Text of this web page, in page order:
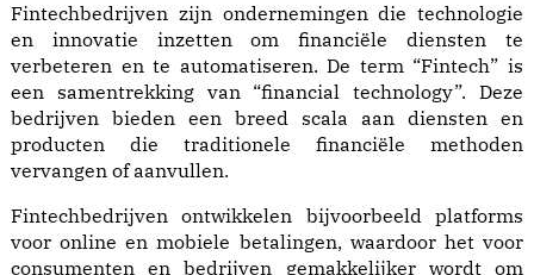
Fintechbedrijven zijn ondernemingen die technologie
en innovatie inzetten om financiële diensten te
verbeteren en te automatiseren. De term “Fintech” is
een samentrekking van “financial technology”. Deze
bedrijven bieden een breed scala aan diensten en
producten die traditionele financiële methoden
vervangen of aanvullen.
Fintechbedrijven ontwikkelen bijvoorbeeld platforms
voor online en mobiele betalingen, waardoor het voor
consumenten en bedrijven gemakkelijker wordt om